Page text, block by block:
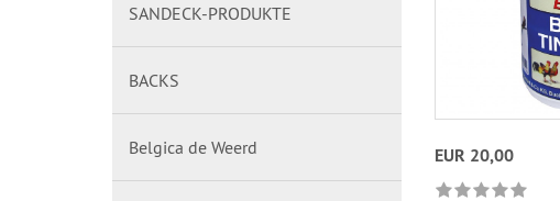
EUR 20,00
SANDECK-PRODUKTE
BACKS
Belgica de Weerd